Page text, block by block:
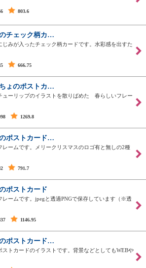
803.6
チェック柄カ…
じみが入ったチェック柄カードです。水彩感を出すた
666.75
ょのポストカ…
ューリップのイラストを散りばめた 春らしいフレー
1269.8
ポストカード…
レームです。メリークリスマスのロゴ有と無しの2種
791.7
ポストカード
レームです。jpegと透過PNGで保存しています（※透
1146.95
ポストカード…
ストカードのイラストです。背景などとしてもWEBや